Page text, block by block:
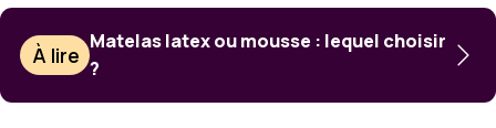
À lire
Matelas latex ou mousse : lequel choisir
?